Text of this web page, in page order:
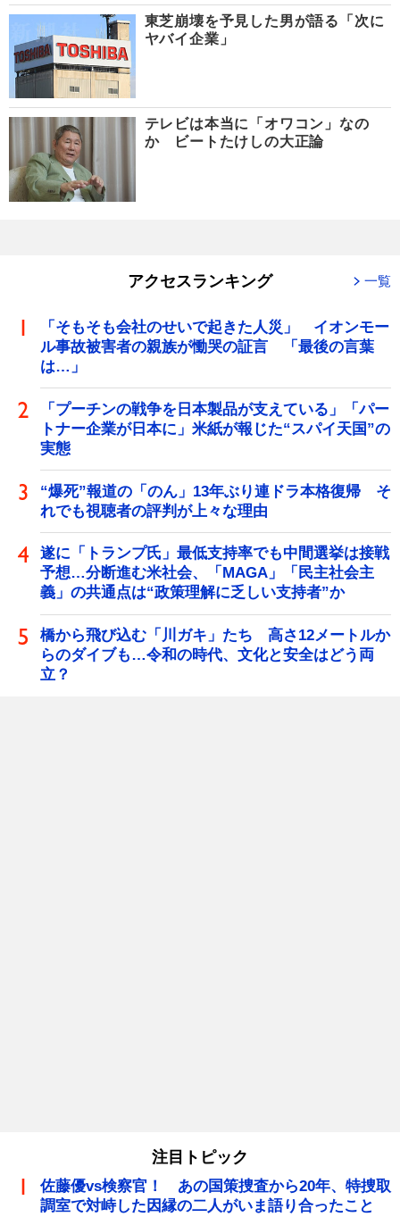
東芝崩壊を予見した男が語る「次に
ヤバイ企業」
テレビは本当に「オワコン」なの
か ビートたけしの大正論
アクセスランキング 一覧
「そもそも会社のせいで起きた人災」 イオンモー
ル事故被害者の親族が慟哭の証言 「最後の言葉
は…」
「プーチンの戦争を日本製品が支えている」「パー
トナー企業が日本に」米紙が報じた“スパイ天国”の
実態
“爆死”報道の「のん」13年ぶり連ドラ本格復帰 そ
れでも視聴者の評判が上々な理由
遂に「トランプ氏」最低支持率でも中間選挙は接戦
予想…分断進む米社会、「MAGA」「民主社会主
義」の共通点は“政策理解に乏しい支持者”か
橋から飛び込む「川ガキ」たち 高さ12メートルか
らのダイブも…令和の時代、文化と安全はどう両
立？
注目トピック
佐藤優vs検察官！ あの国策捜査から20年、特捜取
調室で対峙した因縁の二人がいま語り合ったこと